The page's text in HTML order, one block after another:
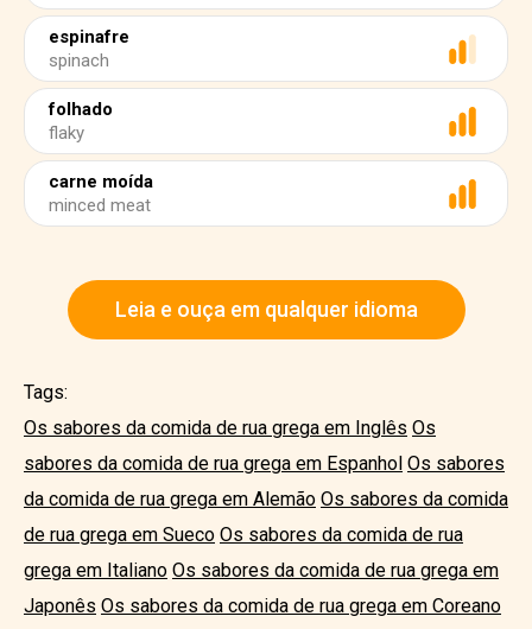
espinafre
spinach
folhado
flaky
carne moída
minced meat
Leia e ouça em qualquer idioma
Tags:
Os sabores da comida de rua grega em Inglês Os
sabores da comida de rua grega em Espanhol Os sabores
da comida de rua grega em Alemão Os sabores da comida
de rua grega em Sueco Os sabores da comida de rua
grega em Italiano Os sabores da comida de rua grega em
Japonês Os sabores da comida de rua grega em Coreano